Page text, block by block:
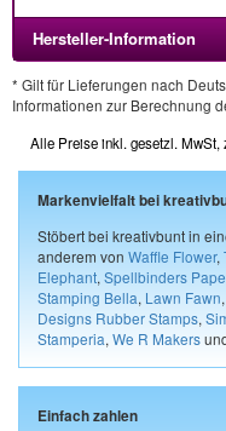
Hersteller-Information
* Gilt für Lieferungen nach
Informationen zur Berechnung
Alle Preise inkl. gesetzl. MwSt,
Markenvielfalt bei
Stöbert bei kreativbunt in
anderem von Waffle Flower,
Elephant, Spellbinders
Stamping Bella, Lawn Fawn,
Designs Rubber Stamps,
Stamperia, We R Makers
Einfach zahlen